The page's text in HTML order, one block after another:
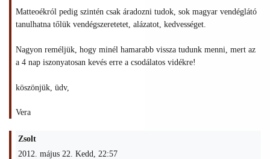
Matteoékról pedig szintén csak áradozni tudok, sok magyar vendéglátó
tanulhatna tőlük vendégszeretetet, alázatot, kedvességet.
Nagyon reméljük, hogy minél hamarabb vissza tudunk menni, mert az
a 4 nap iszonyatosan kevés erre a csodálatos vidékre!
köszönjük, üdv,
Vera
Zsolt
2012. május 22. Kedd, 22:57